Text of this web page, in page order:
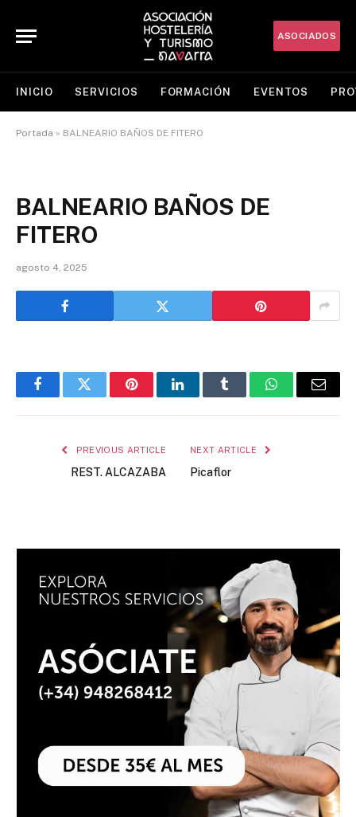
ASOCIADOS
INICIO SERVICIOS FORMACIÓN EVENTOS
Portada » BALNEARIO BAÑOS DE FITERO
BALNEARIO BAÑOS DE
FITERO
agosto 4, 2025
FacebookTwitter PinterestLinkedInTumblr WhatsAppEmail
PREVIOUS ARTICLE
REST. ALCAZABA
NEXT ARTICLE
Picaflor